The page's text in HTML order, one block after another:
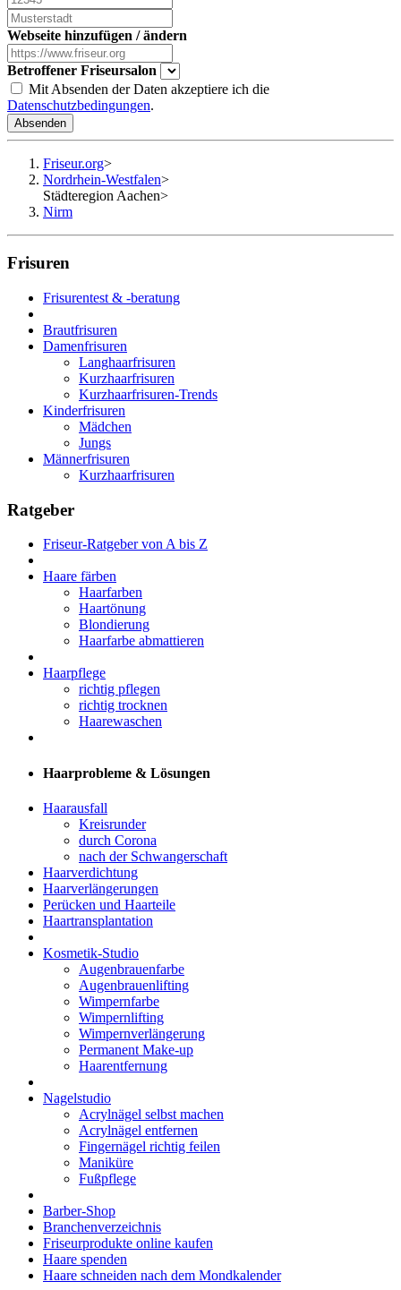
Webseite hinzufügen / ändern
Betroffener Friseursalon
Mit Absenden der Daten akzeptiere ich die
Datenschutzbedingungen.
Absenden
Friseur.org>
Nordrhein-Westfalen>
Städteregion Aachen>
Nirm
Frisuren
Frisurentest & -beratung
Brautfrisuren
Damenfrisuren
Langhaarfrisuren
Kurzhaarfrisuren
Kurzhaarfrisuren-Trends
Kinderfrisuren
Mädchen
Jungs
Männerfrisuren
Kurzhaarfrisuren
Ratgeber
Friseur-Ratgeber von A bis Z
Haare färben
Haarfarben
Haartönung
Blondierung
Haarfarbe abmattieren
Haarpflege
richtig pflegen
richtig trocknen
Haarewaschen
Haarprobleme & Lösungen
Haarausfall
Kreisrunder
durch Corona
nach der Schwangerschaft
Haarverdichtung
Haarverlängerungen
Perücken und Haarteile
Haartransplantation
Kosmetik-Studio
Augenbrauenfarbe
Augenbrauenlifting
Wimpernfarbe
Wimpernlifting
Wimpernverlängerung
Permanent Make-up
Haarentfernung
Nagelstudio
Acrylnägel selbst machen
Acrylnägel entfernen
Fingernägel richtig feilen
Maniküre
Fußpflege
Barber-Shop
Branchenverzeichnis
Friseurprodukte online kaufen
Haare spenden
Haare schneiden nach dem Mondkalender